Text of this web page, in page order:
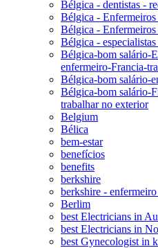
Bélgica - dentistas -
Bélgica - Enfermeiros
Bélgica -
Bélgica -
Bélgica-bom salário-
enfermeiro-Francia-
Bélgica-bom salário-
Bélgica-bom salário-
trabalhar no exterior
Belgium
Bélica
bem-estar
benefícios
benefits
berkshire
berkshire -
Berlim
best Electricians in
best Electricians in
best Gynecologist in